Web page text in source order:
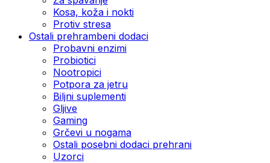
Kosa, koža i nokti
Protiv stresa
Ostali prehrambeni dodaci
Probavni enzimi
Probiotici
Nootropici
Potpora za jetru
Biljni suplementi
Gljive
Gaming
Grčevi u nogama
Ostali posebni dodaci prehrani
Uzorci